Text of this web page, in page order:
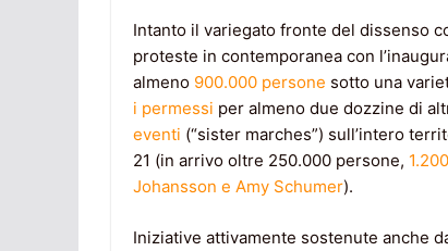
Intanto il variegato fronte del dissenso
proteste in contemporanea con
almeno 900.000 persone sotto una
i permessi per almeno due dozzine di
eventi (“sister marches”) sull’intero
21 (in arrivo oltre 250.000 persone,
Johansson e Amy Schumer).
Iniziative attivamente sostenute anche